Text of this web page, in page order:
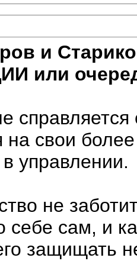
и
или
на свои
управлении.
не
себе сам, и
защищать